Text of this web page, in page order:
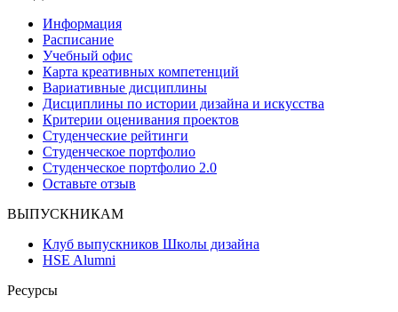
Информация
Расписание
Учебный офис
Карта креативных компетенций
Вариативные дисциплины
Дисциплины по истории дизайна и искусства
Критерии оценивания проектов
Студенческие рейтинги
Студенческое портфолио
Студенческое портфолио 2.0
Оставьте отзыв
ВЫПУСКНИКАМ
Клуб выпускников Школы дизайна
HSE Alumni
Ресурсы